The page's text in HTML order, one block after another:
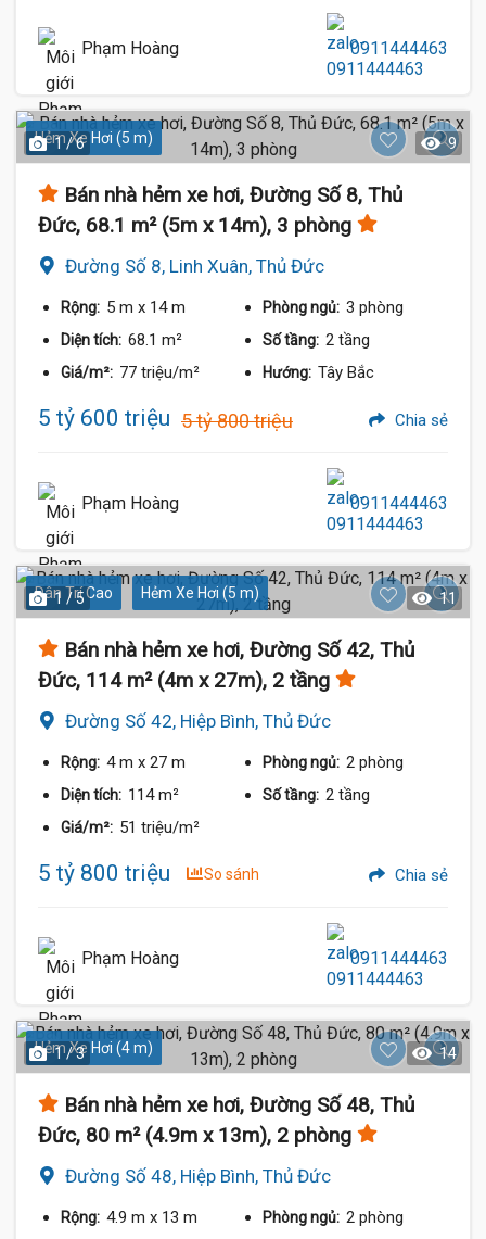
Phạm Hoàng 0911444463
Hẻm Xe Hơi (5 m)
1 / 6 9
Bán nhà hẻm xe hơi, Đường Số 8, Thủ
Đức, 68.1 m² (5m x 14m), 3 phòng
Đường Số 8, Linh Xuân, Thủ Đức
Rộng: 5 m x 14 m Phòng ngủ: 3 phòng
Diện tích: 68.1 m² Số tầng: 2 tầng
Giá/m²: 77 triệu/m² Hướng: Tây Bắc
5 tỷ 600 triệu 5 tỷ 800 triệu Chia sẻ
Phạm Hoàng 0911444463
Dân Trí Cao Hẻm Xe Hơi (5 m)
1 / 5 11
Bán nhà hẻm xe hơi, Đường Số 42, Thủ
Đức, 114 m² (4m x 27m), 2 tầng
Đường Số 42, Hiệp Bình, Thủ Đức
Rộng: 4 m x 27 m Phòng ngủ: 2 phòng
Diện tích: 114 m² Số tầng: 2 tầng
Giá/m²: 51 triệu/m²
5 tỷ 800 triệu So sánh Chia sẻ
Phạm Hoàng 0911444463
Hẻm Xe Hơi (4 m)
1 / 3 14
Bán nhà hẻm xe hơi, Đường Số 48, Thủ
Đức, 80 m² (4.9m x 13m), 2 phòng
Đường Số 48, Hiệp Bình, Thủ Đức
Rộng: 4.9 m x 13 m Phòng ngủ: 2 phòng